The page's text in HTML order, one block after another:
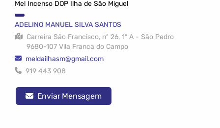
Mel Incenso DOP Ilha de São Miguel
ADELINO MANUEL SILVA SANTOS
Carreira São Francisco, nº 26, 1º A - São Pedro
9680-107 Vila Franca do Campo
meldailhasm@gmail.com
919 443 908
Enviar Mensagem